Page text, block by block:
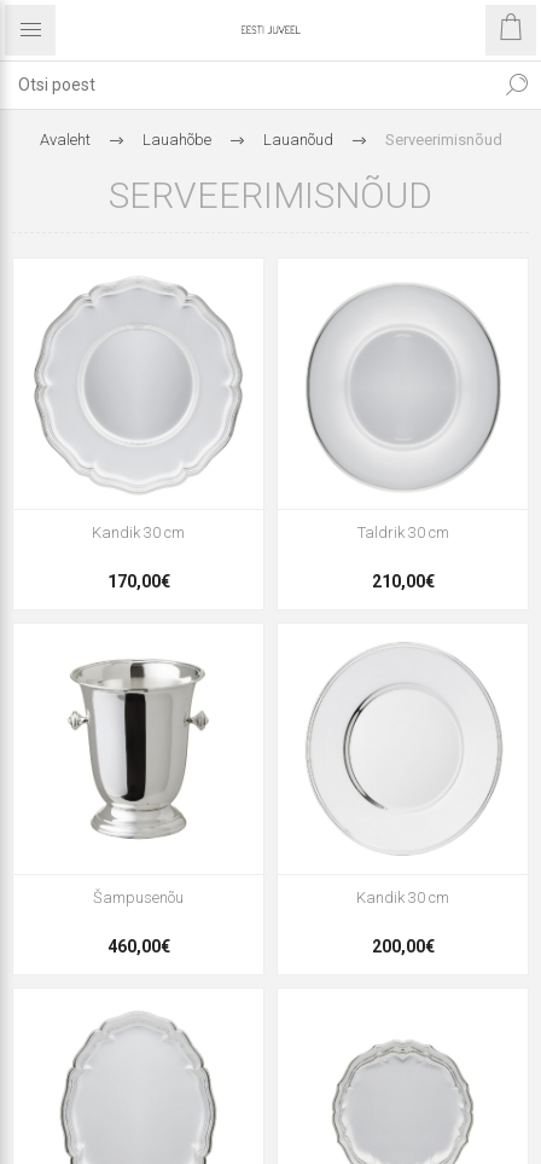
Avaleht Lauahõbe Lauanõud Serveerimisnõud
SERVEERIMISNÕUD
Kandik 30 cm
170,00€
Taldrik 30 cm
210,00€
Šampusenõu
460,00€
Kandik 30 cm
200,00€